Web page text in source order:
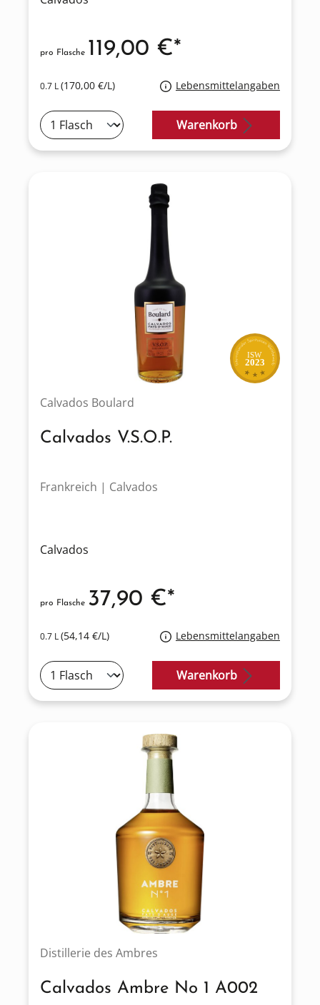
0.7 L(170,00 €/L) Lebensmittelangaben
pro Flasche 119,00 €*
Warenkorb
2023
ISW
Calvados Boulard
Calvados V.S.O.P.
Frankreich | Calvados
Calvados
0.7 L(54,14 €/L) Lebensmittelangaben
pro Flasche 37,90 €*
Warenkorb
Distillerie des Ambres
Calvados Ambre No 1 A002